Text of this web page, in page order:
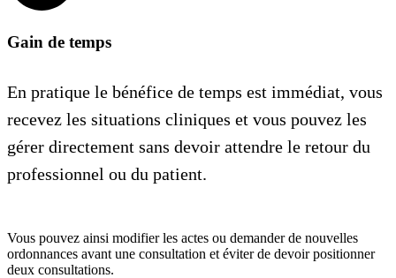
Gain de temps
En pratique le bénéfice de temps est immédiat, vous
recevez les situations cliniques et vous pouvez les
gérer directement sans devoir attendre le retour du
professionnel ou du patient.
Vous pouvez ainsi modifier les actes ou demander de nouvelles
ordonnances avant une consultation et éviter de devoir positionner
deux consultations.